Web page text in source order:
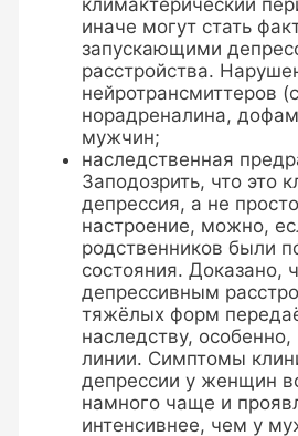
иначе могут стать
запускающими
расстройства.
нейротрансмиттеров
норадреналина,
мужчин;
наследственная
Заподозрить, что это
депрессия, а не
настроение, можно,
родственников были
состояния. Доказано,
депрессивным
тяжёлых форм
наследству,
линии. Симптомы
депрессии у женщин
намного чаще и
интенсивнее, чем у